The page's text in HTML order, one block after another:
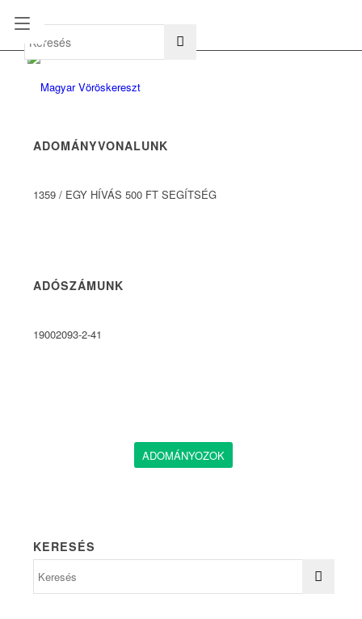
ADOMÁNYVONALUNK
1359 / EGY HÍVÁS 500 FT SEGÍTSÉG
ADÓSZÁMUNK
19002093-2-41
ADOMÁNYOZOK
KERESÉS